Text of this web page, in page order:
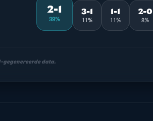
2-1
39%
3-1
11%
1-1
11%
2-0
8%
gegenereerde data.